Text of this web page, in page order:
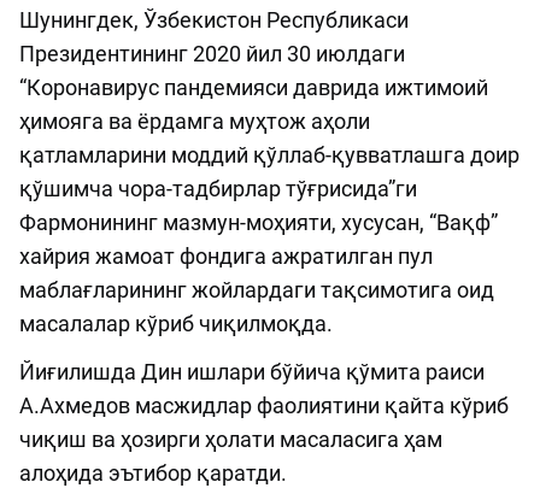
Шунингдек, Ўзбекистон Республикаси
Президентининг 2020 йил 30 июлдаги
“Коронавирус пандемияси даврида ижтимоий
ҳимояга ва ёрдамга муҳтож аҳоли
қатламларини моддий қўллаб-қувватлашга доир
қўшимча чора-тадбирлар тўғрисида”ги
Фармонининг мазмун-моҳияти, хусусан, “Вақф”
хайрия жамоат фондига ажратилган пул
маблағларининг жойлардаги тақсимотига оид
масалалар кўриб чиқилмоқда.
Йиғилишда Дин ишлари бўйича қўмита раиси
А.Ахмедов масжидлар фаолиятини қайта кўриб
чиқиш ва ҳозирги ҳолати масаласига ҳам
алоҳида эътибор қаратди.